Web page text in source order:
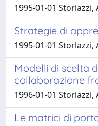
1995-01-01 Storlazzi,
Strategie di
1995-01-01 Storlazzi,
Modelli di scelta
collaborazione
1996-01-01 Storlazzi,
Le matrici di